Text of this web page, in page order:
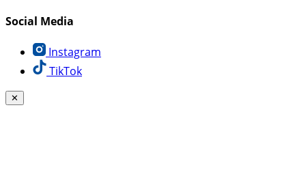
Social Media
Instagram
TikTok
✕